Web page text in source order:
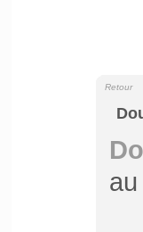
Retour